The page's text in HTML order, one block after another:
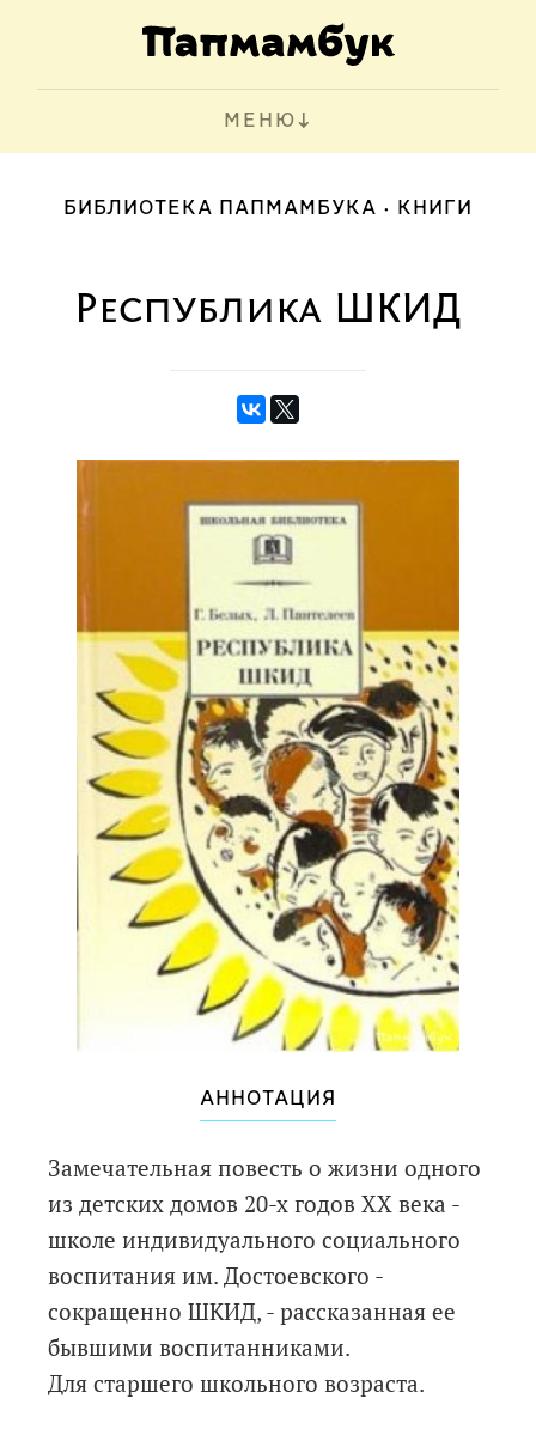
МЕНЮ
БИБЛИОТЕКА ПАПМАМБУКА КНИГИ
Республика ШКИД
АННОТАЦИЯ
Замечательная повесть о жизни одного
из детских домов 20-х годов ХХ века -
школе индивидуального социального
воспитания им. Достоевского -
сокращенно ШКИД, - рассказанная ее
бывшими воспитанниками.
Для старшего школьного возраста.